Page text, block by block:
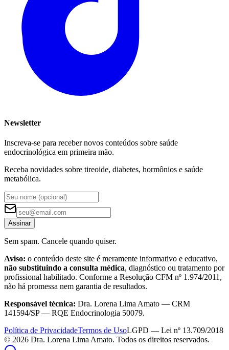
Newsletter
Inscreva-se para receber novos conteúdos sobre saúde
endocrinológica em primeira mão.
Receba novidades sobre tireoide, diabetes, hormônios e saúde
metabólica.
Assinar
Sem spam. Cancele quando quiser.
Aviso: o conteúdo deste site é meramente informativo e educativo,
não substituindo a consulta médica, diagnóstico ou tratamento por
profissional habilitado. Conforme a Resolução CFM nº 1.974/2011,
não há promessa nem garantia de resultados.
Responsável técnica: Dra. Lorena Lima Amato — CRM
141594/SP — RQE Endocrinologia 50079.
Política de PrivacidadeTermos de UsoLGPD — Lei nº 13.709/2018
© 2026 Dra. Lorena Lima Amato. Todos os direitos reservados.